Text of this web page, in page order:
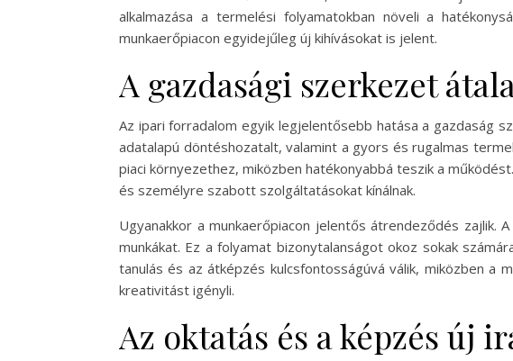
alkalmazása a termelési folyamatokban növeli a
munkaerőpiacon egyidejűleg új kihívásokat is jelent.
A gazdasági szerkezet
Az ipari forradalom egyik legjelentősebb hatása a gazdaság
adatalapú döntéshozatalt, valamint a gyors és rugalmas
piaci környezethez, miközben hatékonyabbá teszik a
és személyre szabott szolgáltatásokat kínálnak.
Ugyanakkor a munkaerőpiacon jelentős átrendeződés
munkákat. Ez a folyamat bizonytalanságot okoz sokak
tanulás és az átképzés kulcsfontosságúvá válik, miközben a
kreativitást igényli.
Az oktatás és a képzés új